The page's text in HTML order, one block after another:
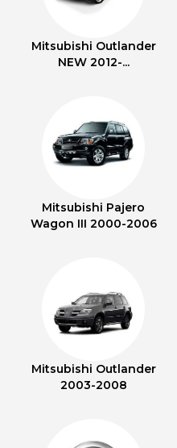
Mitsubishi Outlander
NEW 2012-...
Mitsubishi Pajero
Wagon III 2000-2006
Mitsubishi Outlander
2003-2008